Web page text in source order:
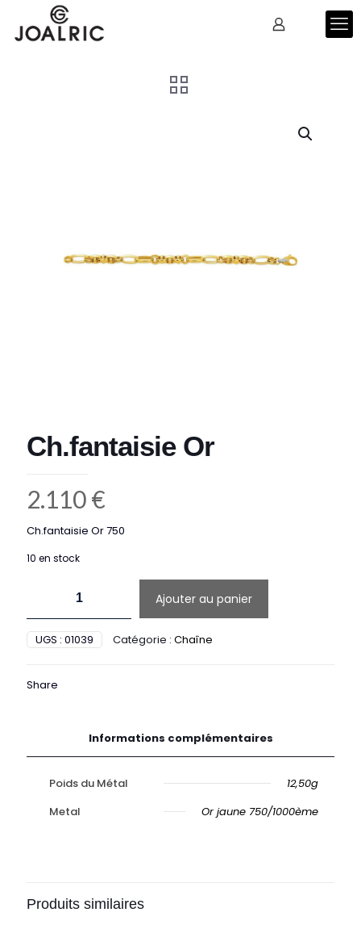
Ch.fantaisie Or
2.110€
Ch.fantaisie Or 750
10 en stock
Ch.fantaisie
Or
Ajouter au panier
UGS : 01039 Catégorie : Chaîne
Share
Informations complémentaires
Poids du Métal
12,50g
Metal
Or jaune 750/1000ème
Produits similaires